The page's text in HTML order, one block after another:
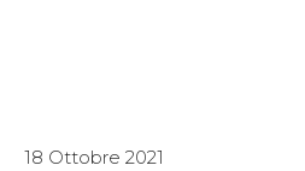
18 Ottobre 2021